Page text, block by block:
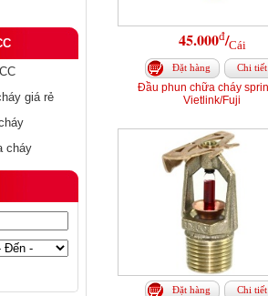
giá rẻ
cháy
45.000đ/Cái
Đặt hàng Chi tiết
Đầu phun chữa cháy
Vietlink/Fuji
Đặt hàng Chi tiết